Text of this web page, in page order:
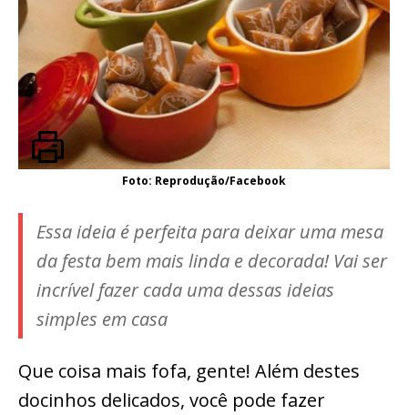
Foto: Reprodução/Facebook
Essa ideia é perfeita para deixar uma mesa
da festa bem mais linda e decorada! Vai ser
incrível fazer cada uma dessas ideias
simples em casa
Que coisa mais fofa, gente! Além destes
docinhos delicados, você pode fazer